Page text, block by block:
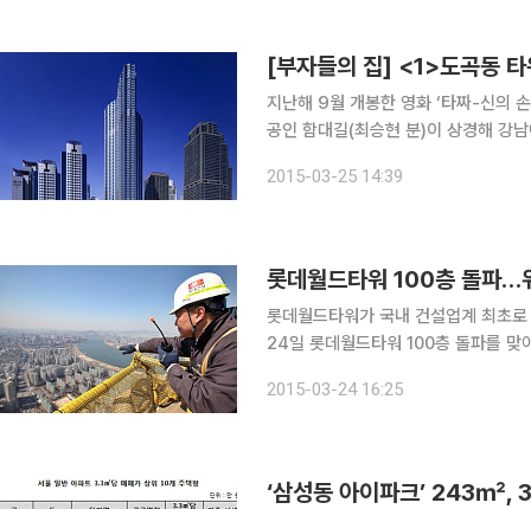
[부자들의 집] <1>도곡동 타
지난해 9월 개봉한 영화 ‘타짜-신의
공인 함대길(최승현 분)이 상경해 강
사는 고급 아파트 ‘타워팰리스’에 살
2015-03-25 14:39
롯데월드타워 100층 돌파…
롯데월드타워가 국내 건설업계 최초로
24일 롯데월드타워 100층 돌파를 맞
에서는 100층을 완공하는 콘크리트
2015-03-24 16:25
‘삼성동 아이파크’ 243㎡